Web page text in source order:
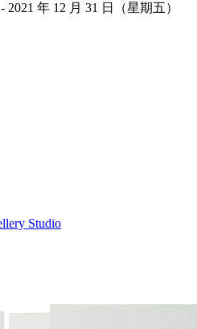
年 12 月 31 日（星期五）
Studio